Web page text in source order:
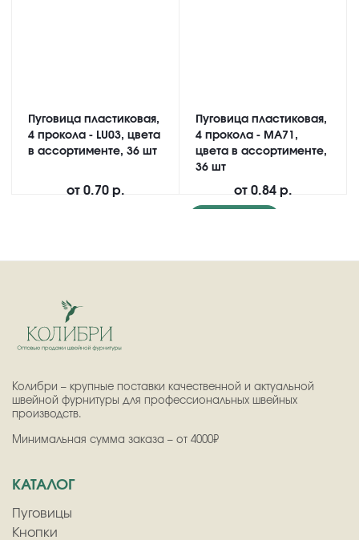
Пуговица пластиковая,
4 прокола - LU03, цвета
в ассортименте, 36 шт
от 0.70 р.
Пуговица пластиковая,
4 прокола - MA71,
цвета в ассортименте,
36 шт
от 0.84 р.
Колибри – крупные поставки качественной и актуальной
швейной фурнитуры для профессиональных швейных
производств.
Минимальная сумма заказа – от 4000₽
КАТАЛОГ
Пуговицы
Кнопки